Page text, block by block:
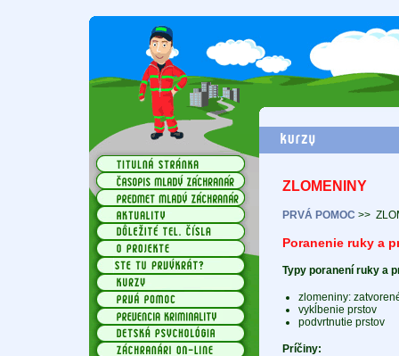
ZLOMENINY
PRVÁ POMOC >>
Poranenie ruky a
Typy poranení ruky a
zlomeniny:
vykĺbenie prstov
podvrtnutie prstov
Príčiny: